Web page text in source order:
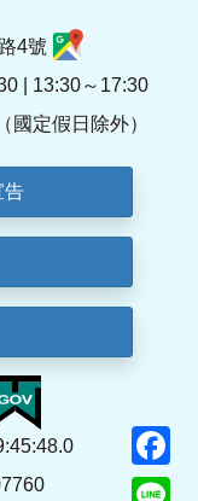
4號
| 13:30～17:30
國定假日除外）
告